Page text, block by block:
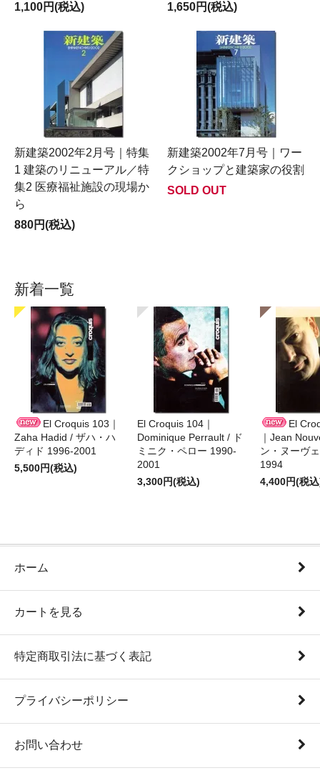
1,100円(税込)
1,650円(税込)
新建築2002年2月号｜特集
1 建築のリニューアル／特
集2 医療福祉施設の現場か
ら
880円(税込)
新建築2002年7月号｜ワー
クショップと建築家の役割
SOLD OUT
新着一覧
El Croquis 103｜
Zaha Hadid / ザハ・ハ
ディド 1996-2001
5,500円(税込)
El Croquis 104｜
Dominique Perrault / ド
ミニク・ペロー 1990-
2001
3,300円(税込)
El
｜Jean
ン・ヌーヴ
1994
4,400円(税
ホーム
カートを見る
特定商取引法に基づく表記
プライバシーポリシー
お問い合わせ